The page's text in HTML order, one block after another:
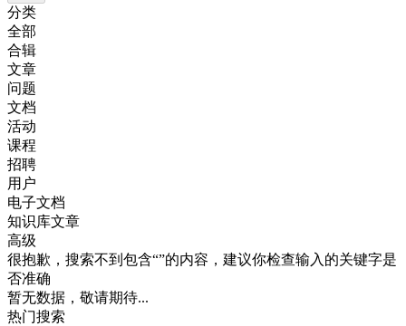
分类
全部
合辑
文章
问题
文档
活动
课程
招聘
用户
电子文档
知识库文章
高级
很抱歉，搜索不到包含“”的内容，建议你检查输入的关键字是
否准确
暂无数据，敬请期待...
热门搜索